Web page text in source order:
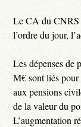
Le CA du CNRS
l’ordre du jour,
Les dépenses de
M€ sont liés pour
aux pensions
de la valeur du
L’augmentation